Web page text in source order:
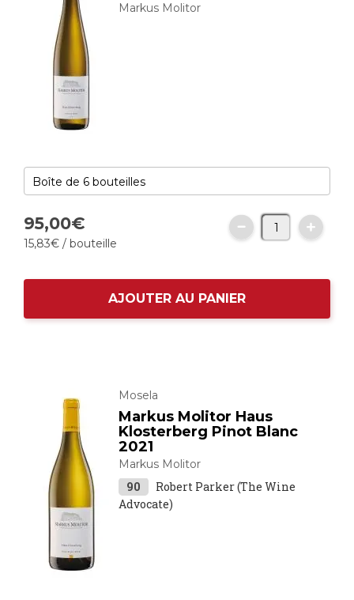
Markus Molitor
95,00€
15,83€ / bouteille
AJOUTER AU PANIER
Mosela
Markus Molitor Haus
Klosterberg Pinot Blanc
2021
Markus Molitor
90
Robert Parker (The Wine
Advocate)